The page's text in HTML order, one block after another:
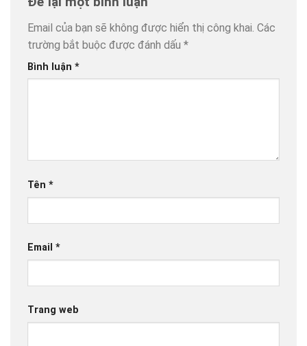
Email của bạn sẽ không được hiển thị công khai. Các
trường bắt buộc được đánh dấu *
Bình luận *
Tên *
Email *
Trang web